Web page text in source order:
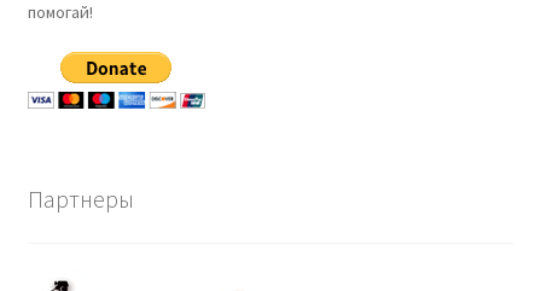
помогай!
Партнеры